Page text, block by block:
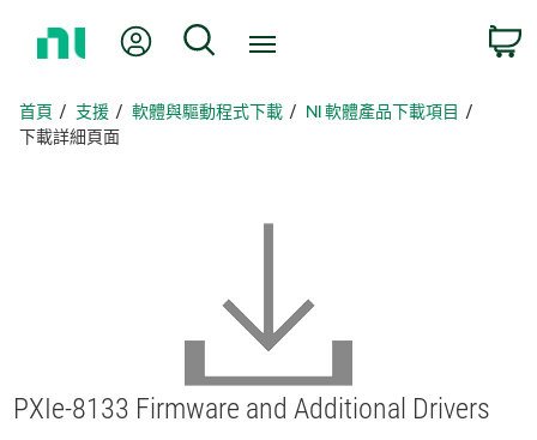
頁
我的帳號 搜尋
首頁 支援 軟體與驅動程式下載
NI 軟體產品下載項目
下載詳細頁面
PXIe-8133 Firmware and Additional Drivers